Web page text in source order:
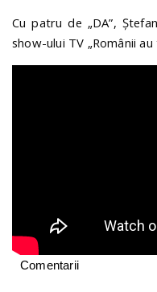
Cu patru de „DA”,
show-ului TV „Românii au
Comentarii